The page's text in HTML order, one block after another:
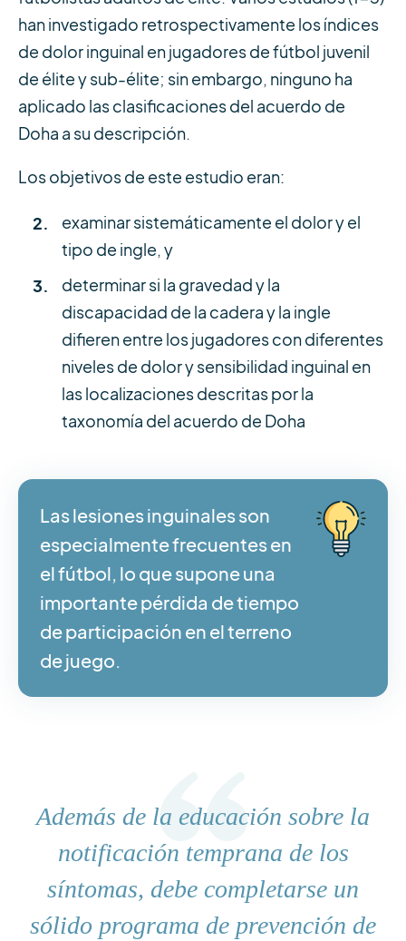
han investigado retrospectivamente los índices
de dolor inguinal en jugadores de fútbol juvenil
de élite y sub-élite; sin embargo, ninguno ha
aplicado las clasificaciones del acuerdo de
Doha a su descripción.
Los objetivos de este estudio eran:
examinar sistemáticamente el dolor y el
tipo de ingle, y
determinar si la gravedad y la
discapacidad de la cadera y la ingle
difieren entre los jugadores con diferentes
niveles de dolor y sensibilidad inguinal en
las localizaciones descritas por la
taxonomía del acuerdo de Doha
Las lesiones inguinales son
especialmente frecuentes en
el fútbol, lo que supone una
importante pérdida de tiempo
de participación en el terreno
de juego.
Además de la educación sobre la
notificación temprana de los
síntomas, debe completarse un
sólido programa de prevención de